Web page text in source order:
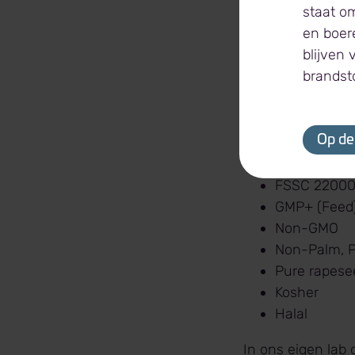
Wij zijn een
uit
specifieke
European
United
FSSC 22000
GMP+
Non-GMO
Non-Palm,
Pure
Kosher
Halal
In ons eigen lab
staat
en
blijven
Op